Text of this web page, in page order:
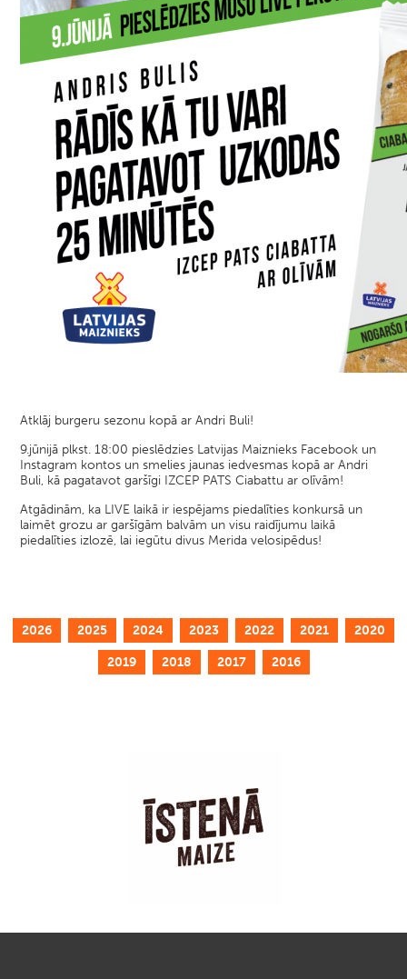
Atklāj burgeru sezonu kopā ar Andri Buli!
9.jūnijā plkst. 18:00 pieslēdzies Latvijas Maiznieks Facebook un
Instagram kontos un smelies jaunas iedvesmas kopā ar Andri
Buli, kā pagatavot garšīgi IZCEP PATS Ciabattu ar olīvām!
Atgādinām, ka LIVE laikā ir iespējams piedalīties konkursā un
laimēt grozu ar garšīgām balvām un visu raidījumu laikā
piedalīties izlozē, lai iegūtu divus Merida velosipēdus!
2026 2025 2024 2023 2022 2021 2020
2019 2018 2017 2016